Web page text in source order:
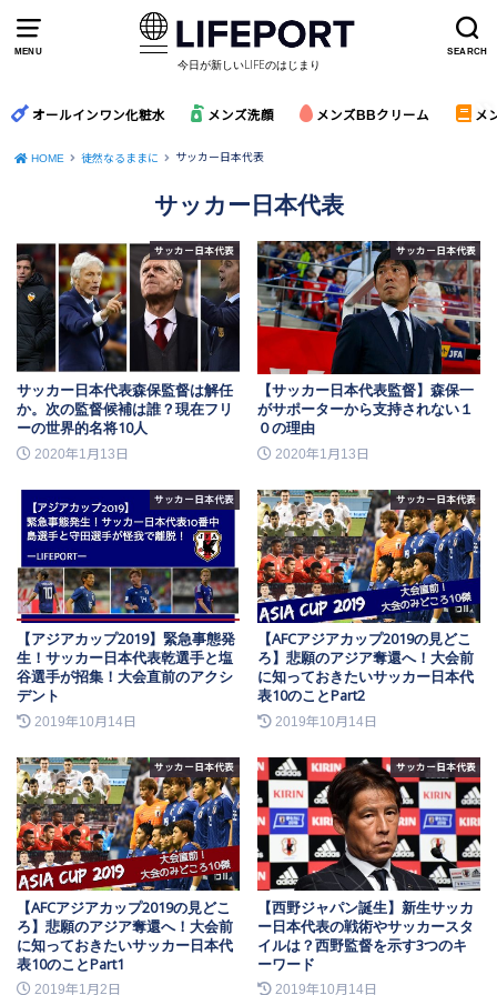
MENU SEARCH
今日が新しいLIFEのはじまり
オールインワン化粧水 メンズ洗顔 メンズBBクリーム メ
HOME 徒然なるままに サッカー日本代表
サッカー日本代表
サッカー日本代表
サッカー日本代表森保監督は解任
か。次の監督候補は誰？現在フリ
ーの世界的名将10人
2020年1月13日
サッカー日本代表
【サッカー日本代表監督】森保一
がサポーターから支持されない１
０の理由
2020年1月13日
サッカー日本代表
【アジアカップ2019】緊急事態発
生！サッカー日本代表乾選手と塩
谷選手が招集！大会直前のアクシ
デント
2019年10月14日
サッカー日本代表
【AFCアジアカップ2019の見どこ
ろ】悲願のアジア奪還へ！大会前
に知っておきたいサッカー日本代
表10のことPart2
2019年10月14日
サッカー日本代表
【AFCアジアカップ2019の見どこ
ろ】悲願のアジア奪還へ！大会前
に知っておきたいサッカー日本代
表10のことPart1
2019年1月2日
サッカー日本代表
【西野ジャパン誕生】新生サッカ
ー日本代表の戦術やサッカースタ
イルは？西野監督を示す3つのキ
ーワード
2019年10月14日